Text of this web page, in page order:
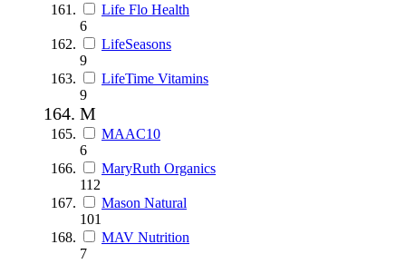
Life Flo Health
6
LifeSeasons
9
LifeTime Vitamins
9
M
MAAC10
6
MaryRuth Organics
112
Mason Natural
101
MAV Nutrition
7